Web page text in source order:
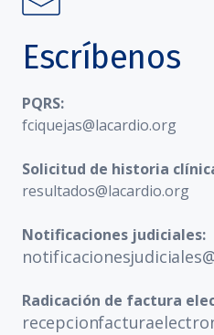
Escríbenos
PQRS:
fciquejas@lacardio.org
Solicitud de historia
resultados@lacardio.org
Notificaciones judiciales:
Radicación de factura